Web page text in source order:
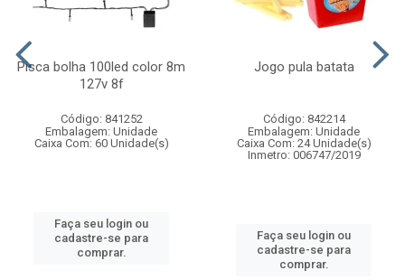
Pisca bolha 100led color 8m
127v 8f
Código: 841252
Embalagem: Unidade
Caixa Com: 60 Unidade(s)
Faça seu login ou
cadastre-se para
comprar.
Jogo pula batata
Código: 842214
Embalagem: Unidade
Caixa Com: 24 Unidade(s)
Inmetro: 006747/2019
Faça seu login ou
cadastre-se para
comprar.